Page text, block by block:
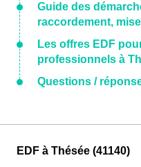
Guide des
raccordement,
Les offres EDF
professionnels à
Questions /
EDF à Thésée (41140)